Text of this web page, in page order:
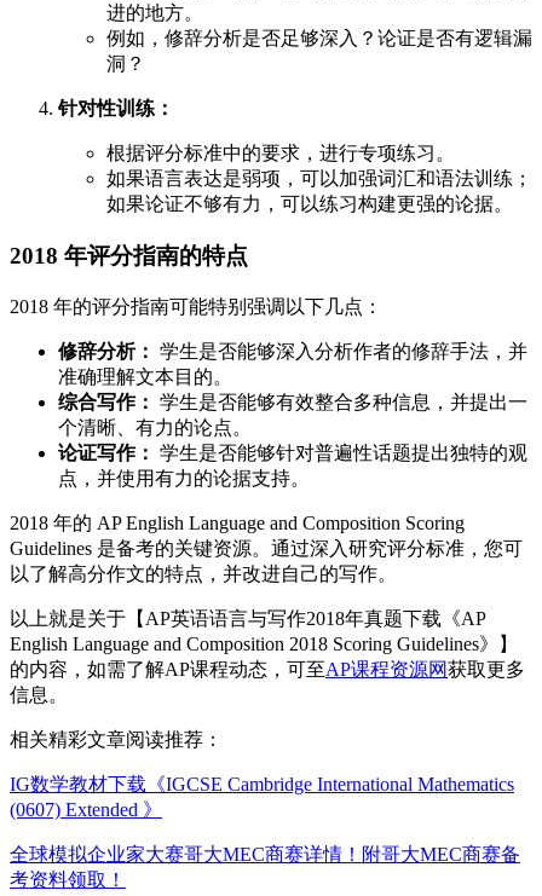
进的地方。
例如，修辞分析是否足够深入？论证是否有逻辑漏
洞？
针对性训练：
根据评分标准中的要求，进行专项练习。
如果语言表达是弱项，可以加强词汇和语法训练；
如果论证不够有力，可以练习构建更强的论据。
2018 年评分指南的特点
2018 年的评分指南可能特别强调以下几点：
修辞分析： 学生是否能够深入分析作者的修辞手法，并
准确理解文本目的。
综合写作： 学生是否能够有效整合多种信息，并提出一
个清晰、有力的论点。
论证写作： 学生是否能够针对普遍性话题提出独特的观
点，并使用有力的论据支持。
2018 年的 AP English Language and Composition Scoring
Guidelines 是备考的关键资源。通过深入研究评分标准，您可
以了解高分作文的特点，并改进自己的写作。
以上就是关于【AP英语语言与写作2018年真题下载《AP
English Language and Composition 2018 Scoring Guidelines》】
的内容，如需了解AP课程动态，可至AP课程资源网获取更多
信息。
相关精彩文章阅读推荐：
IG数学教材下载《IGCSE Cambridge International Mathematics
(0607) Extended 》
全球模拟企业家大赛哥大MEC商赛详情！附哥大MEC商赛备
考资料领取！